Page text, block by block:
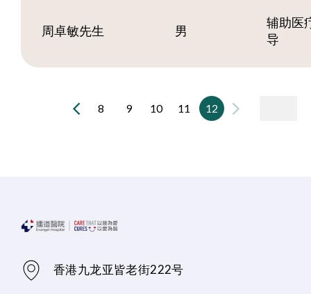
周卓敏先生 男
辅助医
导
8 9 10 11 12
香港九龙亚皆老街222号